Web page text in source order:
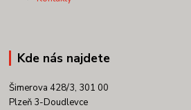
Kde nás najdete
Šimerova 428/3, 301 00
Plzeň 3-Doudlevce